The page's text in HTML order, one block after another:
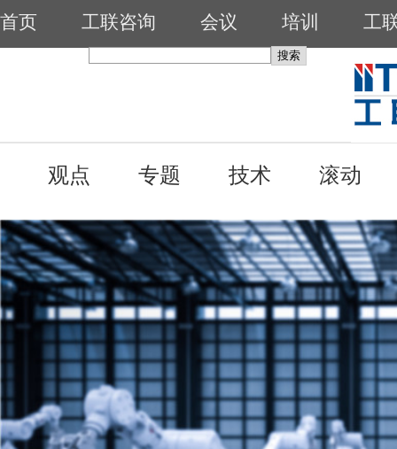
首页 工联咨询 会议 培训 工
观点 专题 技术 滚动